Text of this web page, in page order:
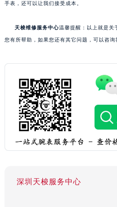
手表，还可以让我们接受成本。
天梭维修服务中心温馨提醒：以上就是关
您有所帮助，如果您还有其它问题，可以咨
深圳天梭服务中心